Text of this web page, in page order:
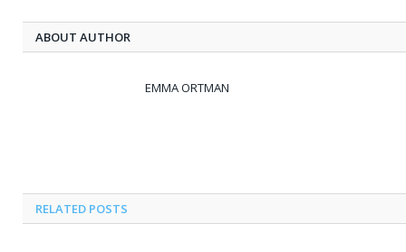
ABOUT AUTHOR
EMMA ORTMAN
RELATED POSTS